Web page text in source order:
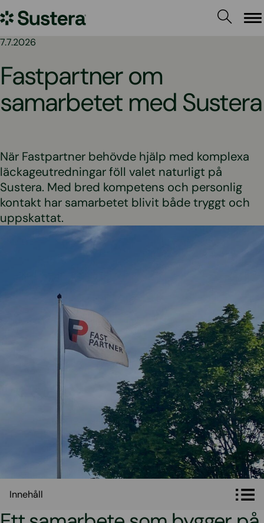
till
Sustera
Sweden
7.7.2026
Fastpartner om
samarbetet med Sustera
När Fastpartner behövde hjälp med komplexa
läckageutredningar föll valet naturligt på
Sustera. Med bred kompetens och personlig
kontakt har samarbetet blivit både tryggt och
uppskattat.
Innehåll